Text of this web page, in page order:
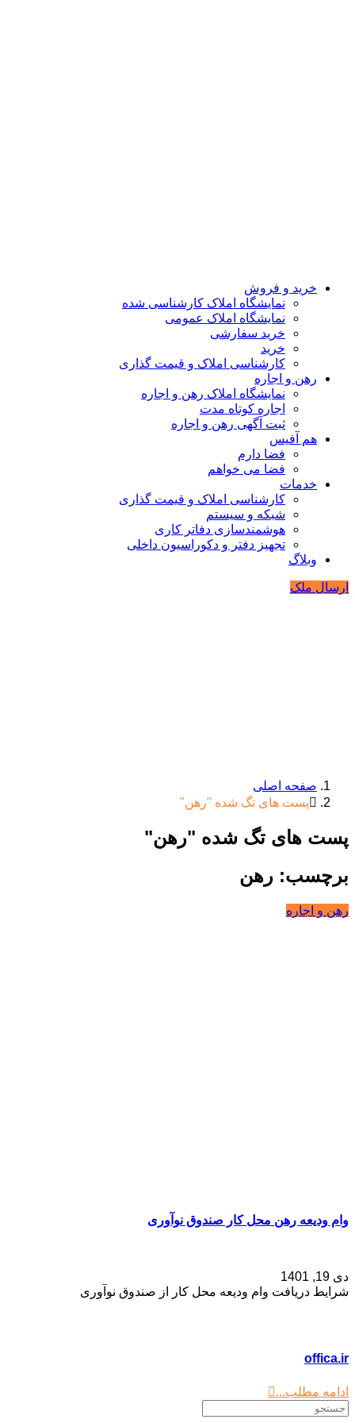
خرید و فروش
نمایشگاه املاک کارشناسی شده
نمایشگاه املاک عمومی
خرید سفارشی
خرید
کارشناسی املاک و قیمت گذاری
رهن و اجاره
نمایشگاه املاک رهن و اجاره
اجاره کوتاه مدت
ثبت آگهی رهن و اجاره
هم آفیس
فضا دارم
فضا می خواهم
خدمات
کارشناسی املاک و قیمت گذاری
شبکه و سیستم
هوشمندسازی دفاتر کاری
تجهیز دفتر و دکوراسیون داخلی
وبلاگ
ارسال ملک
صفحه اصلی
پست های تگ شده "رهن"
پست های تگ شده "رهن"
برچسب: رهن
رهن و اجاره
وام ودیعه رهن محل کار صندوق نوآوری
دی 19, 1401
شرایط دریافت وام ودیعه محل کار از صندوق نوآوری
offica.ir
ادامه مطلب...